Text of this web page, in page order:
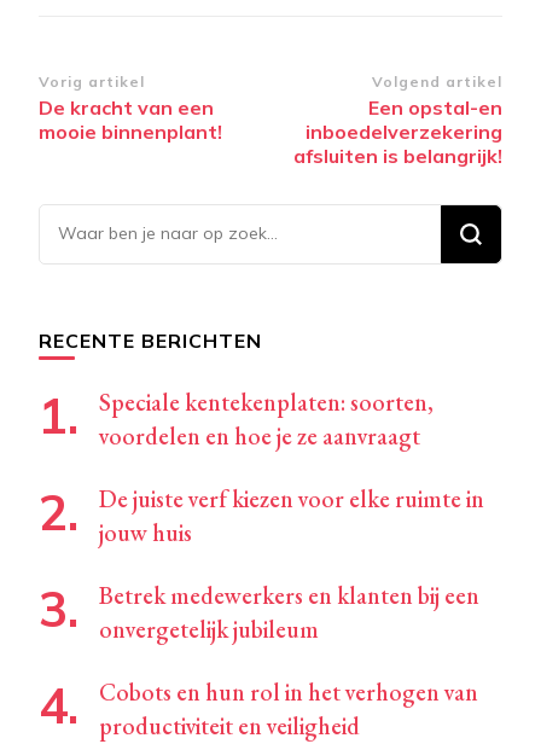
Bericht
navigatie
Vorig artikel
De kracht van een
mooie binnenplant!
Volgend artikel
Een opstal-en
inboedelverzekering
afsluiten is belangrijk!
Op
zoek
RECENTE BERICHTEN
Speciale kentekenplaten: soorten,
voordelen en hoe je ze aanvraagt
De juiste verf kiezen voor elke ruimte in
jouw huis
Betrek medewerkers en klanten bij een
onvergetelijk jubileum
Cobots en hun rol in het verhogen van
productiviteit en veiligheid